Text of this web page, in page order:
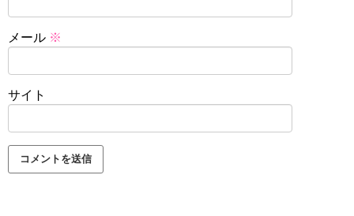
メール ※
サイト